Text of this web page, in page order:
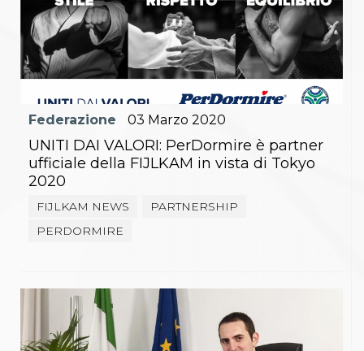
Federazione 03 Marzo 2020
UNITI DAI VALORI: PerDormire è partner
ufficiale della FIJLKAM in vista di Tokyo
2020
FIJLKAM NEWS
PARTNERSHIP
PERDORMIRE